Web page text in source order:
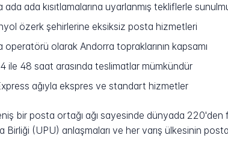
ada ada kısıtlamalarına uyarlanmış tekliflerle
özerk şehirlerine eksiksiz posta hizmetleri
operatörü olarak Andorra topraklarının kapsamı
ile 48 saat arasında teslimatlar mümkündür
ağıyla ekspres ve standart hizmetler
bir posta ortağı ağı sayesinde dünyada
(UPU) anlaşmaları ve her varış ülkesinin